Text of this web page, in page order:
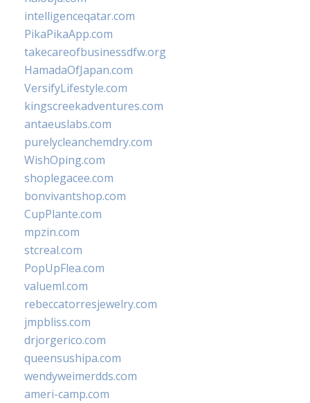
intelligenceqatar.com
PikaPikaApp.com
takecareofbusinessdfw.org
HamadaOfJapan.com
VersifyLifestyle.com
kingscreekadventures.com
antaeuslabs.com
purelycleanchemdry.com
WishOping.com
shoplegacee.com
bonvivantshop.com
CupPlante.com
mpzin.com
stcreal.com
PopUpFlea.com
valueml.com
rebeccatorresjewelry.com
jmpbliss.com
drjorgerico.com
queensushipa.com
wendyweimerdds.com
ameri-camp.com